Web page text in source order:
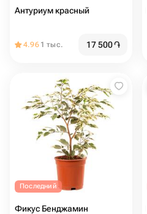
Антуриум красный
4.96 1 тыс. 17 500֏
Последний
Фикус Бенджамин